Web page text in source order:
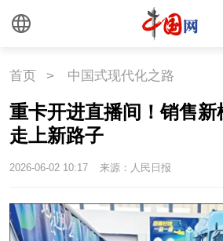
首页 > 中国式现代化之路
重卡开进直播间！销售新
走上新路子
2026-06-02 10:17 来源：人民日报